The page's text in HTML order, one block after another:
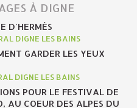
À DIGNE
D'HERMÈS
DIGNE LES BAINS
GARDER LES YEUX
DIGNE LES BAINS
POUR LE FESTIVAL DE
AU COEUR DES ALPES DU